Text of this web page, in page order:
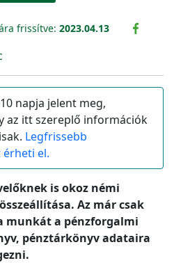
frissítve: 2023.04.13
napja jelent meg,
az itt szereplő információk
Legfrissebb
el.
is okoz némi
Az már csak
munkát a pénzforgalmi
pénztárkönyv adataira